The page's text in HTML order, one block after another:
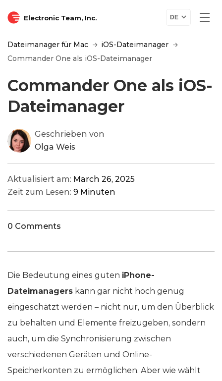
Electronic Team, Inc. DE
Dateimanager für Mac
iOS-Dateimanager
Commander One als iOS-Dateimanager
Commander One als iOS-
Dateimanager
Geschrieben von
Olga Weis
Aktualisiert am: March 26, 2025
Zeit zum Lesen: 9 Minuten
0 Comments
Die Bedeutung eines guten iPhone-
Dateimanagers kann gar nicht hoch genug
eingeschätzt werden – nicht nur, um den Überblick
zu behalten und Elemente freizugeben, sondern
auch, um die Synchronisierung zwischen
verschiedenen Geräten und Online-
Speicherkonten zu ermöglichen. Aber wie wählt